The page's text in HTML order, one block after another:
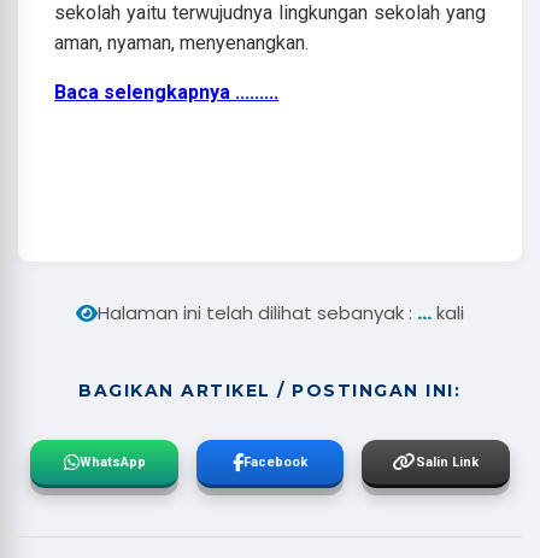
sekolah yaitu terwujudnya lingkungan sekolah yang
aman, nyaman, menyenangkan.
Baca selengkapnya .........
Halaman ini telah dilihat sebanyak : ...kali
BAGIKAN ARTIKEL / POSTINGAN INI:
WhatsApp Facebook Salin Link